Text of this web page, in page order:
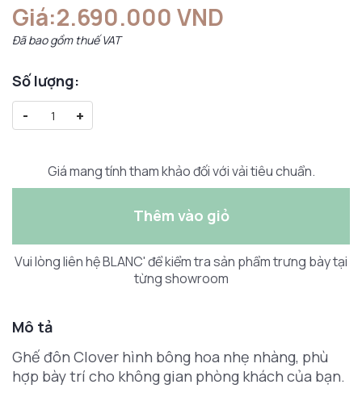
Giá:2.690.000 VND
Đã bao gồm thuế VAT
Số lượng:
-
+
Giá mang tính tham khảo đối với vải tiêu chuẩn.
Thêm vào giỏ
Vui lòng liên hệ BLANC' để kiểm tra sản phẩm trưng bày tại
từng showroom
Mô tả
Ghế đôn Clover hình bông hoa nhẹ nhàng, phù
hợp bày trí cho không gian phòng khách của bạn.